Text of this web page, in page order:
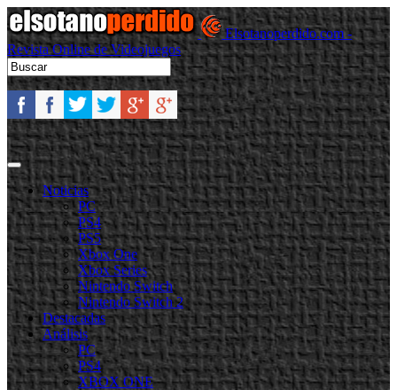
Elsotanoperdido.com -
Revista Online de Videojuegos
Noticias
PC
PS4
PS5
Xbox One
Xbox Series
Nintendo Switch
Nintendo Switch 2
Destacadas
Análisis
PC
PS4
XBOX ONE